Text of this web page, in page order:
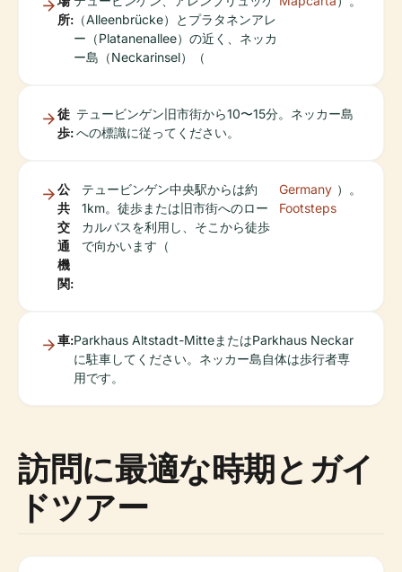
所: （Alleenbrücke）とプラタネンアレ
ー（Platanenallee）の近く、ネッカ
ー島（Neckarinsel）（
徒
歩:
テュービンゲン旧市街から10〜15分。ネッカー島
への標識に従ってください。
公
共
交
通
機
関:
テュービンゲン中央駅からは約
1km。徒歩または旧市街へのロー
カルバスを利用し、そこから徒歩
で向かいます（
Germany
Footsteps
）。
車:Parkhaus Altstadt-MitteまたはParkhaus Neckar
に駐車してください。ネッカー島自体は歩行者専
用です。
訪問に最適な時期とガイ
ドツアー